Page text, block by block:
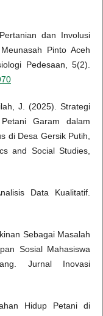
dan Involusi
Pinto Aceh
Pedesaan, 5(2).
J. (2025). Strategi
Garam dalam
di Desa Gersik Putih,
and Social Studies,
Data Kualitatif.
Sebagai Masalah
Sosial Mahasiswa
Jurnal Inovasi
Hidup Petani di